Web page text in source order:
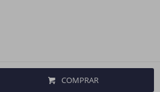
COMPRAR